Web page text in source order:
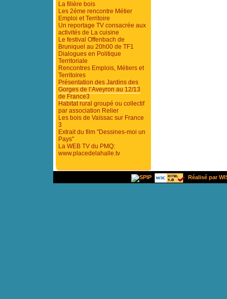
La filière bois
Les 2éme rencontre Métier
Emploi et Territoire
Un reportage TV consacrée aux
activités de La cuisine
Le festival Offenbach de
Bruniquel au 20h00 de TF1
Dialogues en Politique
Territoriale
Rencontres Emplois, Métiers et
Territoires
Présentation des Jardins des
Gorges de l’Aveyron au 12/13
de France3
Habitat rural groupé ou collectif
par association Relier
Les bois de Vaïssac sur France
3
Extrait du film "Dessines-moi un
Pays"
La WEB TV du PMQ:
www.placedelahalle.tv
Réalisé par